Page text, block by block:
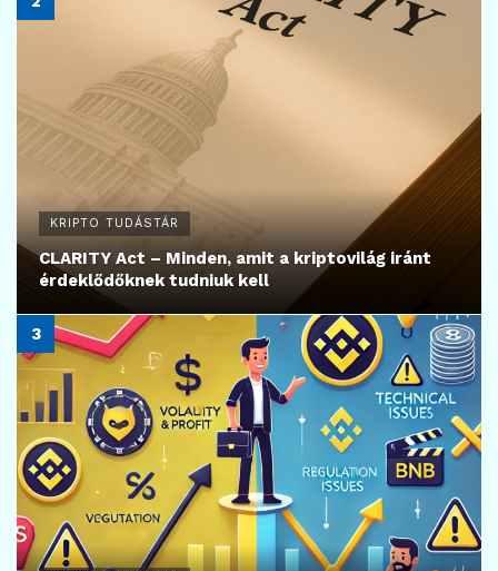
KRIPTO TUDÁSTÁR
CLARITY Act – Minden, amit a kriptovilág iránt
érdeklődőknek tudniuk kell